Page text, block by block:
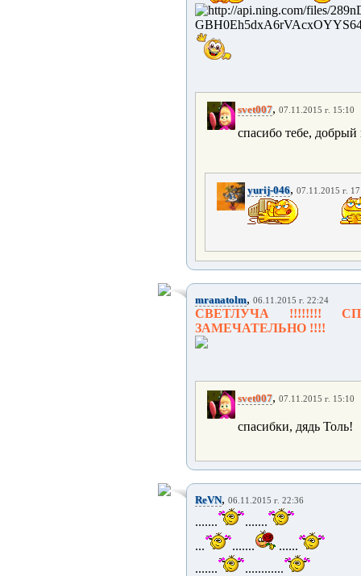
svet007, 07.11.2015 г. 15:10
спасибо тебе,
yurij-046, 07.11.2015 г.
mranatolm, 06.11.2015 г. 22:24
СВЕТЛУЧА !!!!!!!!
ЗАМЕЧАТЕЛЬНО !!!!
svet007, 07.11.2015 г. 15:10
спасибки, дядь Толь!
ReVN, 06.11.2015 г. 22:36
.......
.......
...
.......
......
.......
............